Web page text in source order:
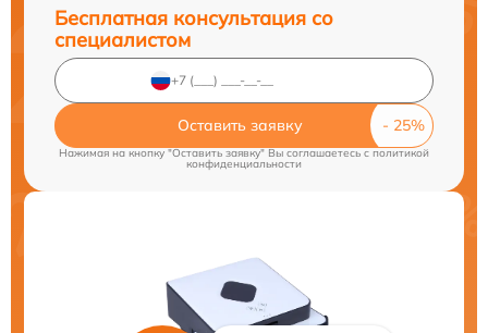
Бесплатная консультация со
специалистом
Оставить заявку
Нажимая на кнопку "Оставить заявку" Вы соглашаетесь cполитикой
конфиденциальности